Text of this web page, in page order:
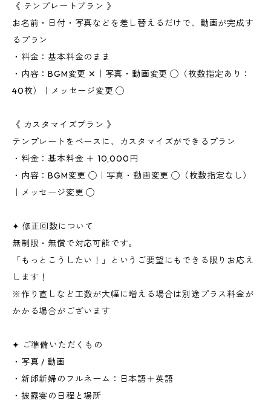
《 テンプレートプラン 》
お名前・日付・写真などを差し替えるだけで、動画が完成す
るプラン
・料金：基本料金のまま
・内容：BGM変更 ✕｜写真・動画変更 ◯（枚数指定あり：
40枚）｜メッセージ変更 ◯
《 カスタマイズプラン 》
テンプレートをベースに、カスタマイズができるプラン
・料金：基本料金 ＋ 10,000円
・内容：BGM変更 ◯｜写真・動画変更 ◯（枚数指定なし）
｜メッセージ変更 ◯
✦ 修正回数について
無制限・無償で対応可能です。
「もっとこうしたい！」というご要望にもできる限りお応え
します！
※作り直しなど工数が大幅に増える場合は別途プラス料金が
かかる場合がございます
✦ ご準備いただくもの
・写真 / 動画
・新郎新婦のフルネーム：日本語＋英語
・披露宴の日程と場所